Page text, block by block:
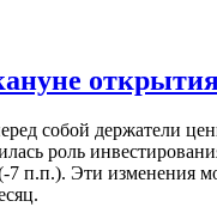
собой держатели
роль
п.п.). Эти изменения